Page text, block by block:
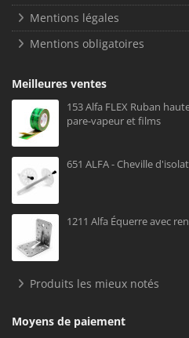
Mentions légales
Mentions obligatoires
Meilleures ventes
153 Alfa FLEX Ruban
pare-vapeur et films
651 ALFA - Cheville
1211 Alfa Équerre avec
Produits les mieux notés
Moyens de paiement